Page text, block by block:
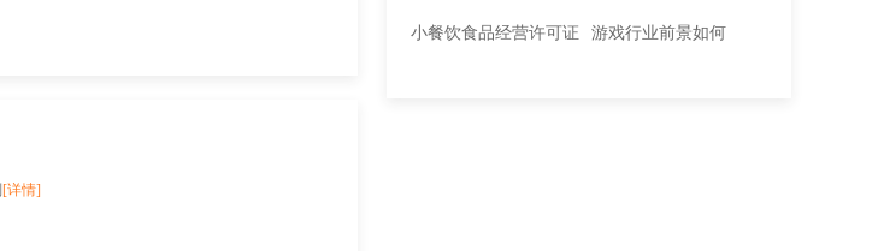
[详情]
小餐饮食品经营许可证 游戏行业前景如何